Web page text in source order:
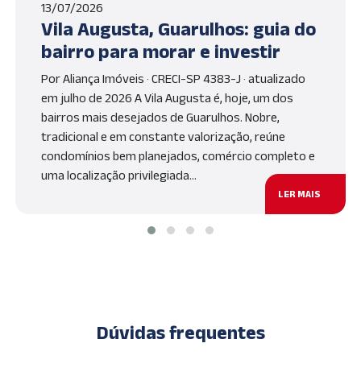
13/07/2026
Vila Augusta, Guarulhos: guia do
bairro para morar e investir
Por Aliança Imóveis · CRECI-SP 4383-J · atualizado
em julho de 2026 A Vila Augusta é, hoje, um dos
bairros mais desejados de Guarulhos. Nobre,
tradicional e em constante valorização, reúne
condomínios bem planejados, comércio completo e
uma localização privilegiada…
LER MAIS
Dúvidas frequentes